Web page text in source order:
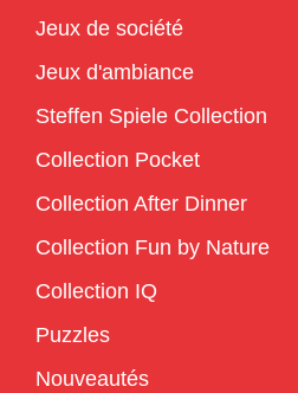
Jeux de société
Jeux d'ambiance
Steffen Spiele Collection
Collection Pocket
Collection After Dinner
Collection Fun by Nature
Collection IQ
Puzzles
Nouveautés